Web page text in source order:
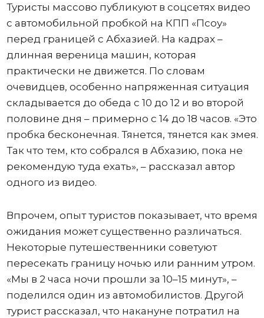
Туристы массово публикуют в соцсетях видео
с автомобильной пробкой на КПП «Псоу»
перед границей с Абхазией. На кадрах –
длинная вереница машин, которая
практически не движется. По словам
очевидцев, особенно напряженная ситуация
складывается до обеда с 10 до 12 и во второй
половине дня – примерно с 14 до 18 часов. «Это
пробка бесконечная. Тянется, тянется как змея.
Так что тем, кто собрался в Абхазию, пока не
рекомендую туда ехать», – рассказал автор
одного из видео.
Впрочем, опыт туристов показывает, что время
ожидания может существенно различаться.
Некоторые путешественники советуют
пересекать границу ночью или ранним утром.
«Мы в 2 часа ночи прошли за 10–15 минут», –
поделился один из автомобилистов. Другой
турист рассказал, что накануне потратил на